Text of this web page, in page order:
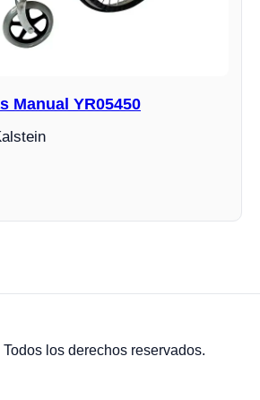
Manual YR05450
los derechos reservados.